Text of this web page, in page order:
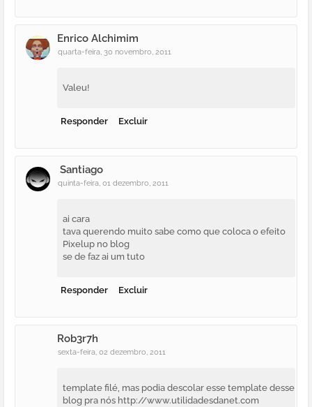
Enrico Alchimim
quarta-feira, 30 novembro, 2011
Valeu!
Responder Excluir
Santiago
quinta-feira, 01 dezembro, 2011
ai cara
tava querendo muito sabe como que coloca o efeito
Pixelup no blog
se de faz ai um tuto
Responder Excluir
Rob3r7h
sexta-feira, 02 dezembro, 2011
template filé, mas podia descolar esse template desse
blog pra nós http://www.utilidadesdanet.com